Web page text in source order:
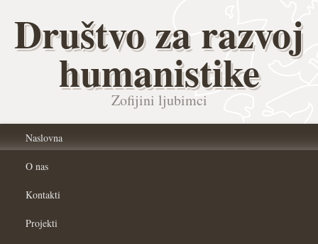
Društvo za razvoj
humanistike
Zofijini ljubimci
Naslovna
O nas
Kontakti
Projekti